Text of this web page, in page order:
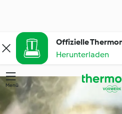
Offizielle
Herunterladen
Menü